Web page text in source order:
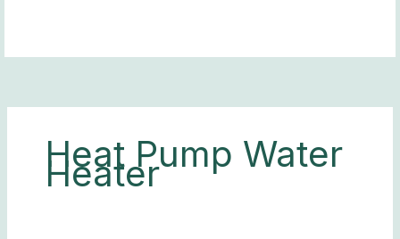
Heat Pump Water
Heater